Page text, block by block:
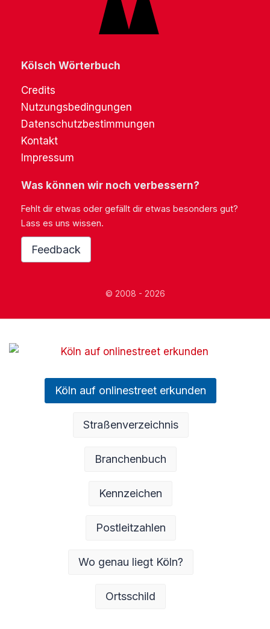
Kölsch Wörterbuch
Credits
Nutzungsbedingungen
Datenschutzbestimmungen
Kontakt
Impressum
Was können wir noch verbessern?
Fehlt dir etwas oder gefällt dir etwas besonders gut?
Lass es uns wissen.
Feedback
© 2008 - 2026
Köln auf onlinestreet erkunden
Straßenverzeichnis
Branchenbuch
Kennzeichen
Postleitzahlen
Wo genau liegt Köln?
Ortsschild